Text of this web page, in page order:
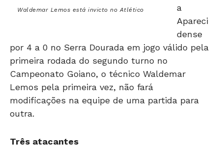
Waldemar Lemos está invicto no Atlético
a
Apareci
dense
por 4 a 0 no Serra Dourada em jogo válido pela
primeira rodada do segundo turno no
Campeonato Goiano, o técnico Waldemar
Lemos pela primeira vez, não fará
modificações na equipe de uma partida para
outra.
Três atacantes